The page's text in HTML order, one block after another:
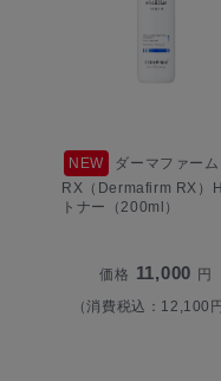
NEW
ダーマファーム
RX（Dermafirm RX）
トナー（200ml）
価格 11,000 円
（消費税込：12,100円